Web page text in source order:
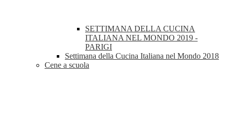
SETTIMANA DELLA CUCINA
ITALIANA NEL MONDO 2019 -
PARIGI
Settimana della Cucina Italiana nel Mondo 2018
Cene a scuola